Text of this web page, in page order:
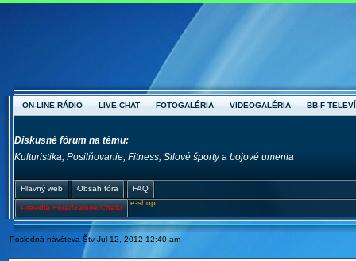
ON-LINE RÁDIO LIVE CHAT FOTOGALÉRIA VIDEOGALÉRIA BB-F
Diskusné fórum na tému:
Kulturistika, Posilňovanie, Fitness, Silové športy a bojové umenia
Hlavný web Obsah fóra FAQ
Pravidlá Fóra/Galérie/Chatu
e-shop
Posledná návšteva Štv Júl 12, 2012 12:40 am